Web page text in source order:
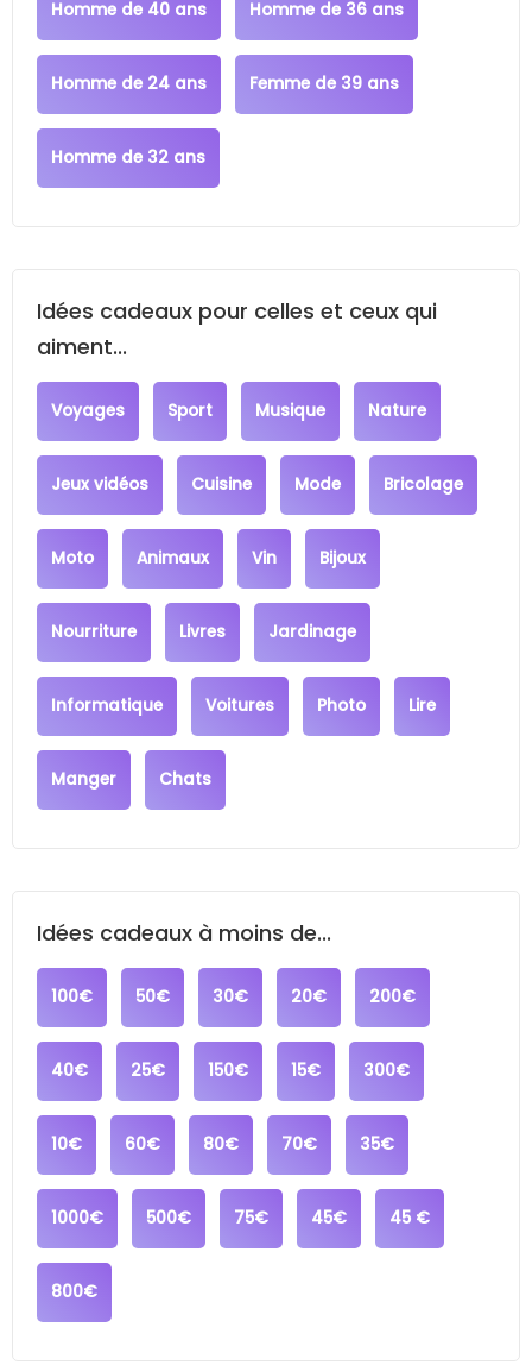
Homme de 40 ans Homme de 36 ans
Homme de 24 ans Femme de 39 ans
Homme de 32 ans
Idées cadeaux pour celles et ceux qui
aiment...
Voyages Sport Musique Nature
Jeux vidéos Cuisine Mode Bricolage
Moto Animaux Vin Bijoux
Nourriture Livres Jardinage
Informatique Voitures Photo Lire
Manger Chats
Idées cadeaux à moins de...
100€ 50€ 30€ 20€ 200€
40€ 25€ 150€ 15€ 300€
10€ 60€ 80€ 70€ 35€
1000€ 500€ 75€ 45€ 45 €
800€